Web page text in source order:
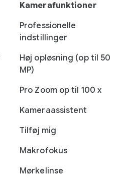
Kamerafunktioner
Professionelle
indstillinger
Høj opløsning (op til 50
MP)
Pro Zoom op til 100 x
Kameraassistent
Tilføj mig
Makrofokus
Mørkelinse